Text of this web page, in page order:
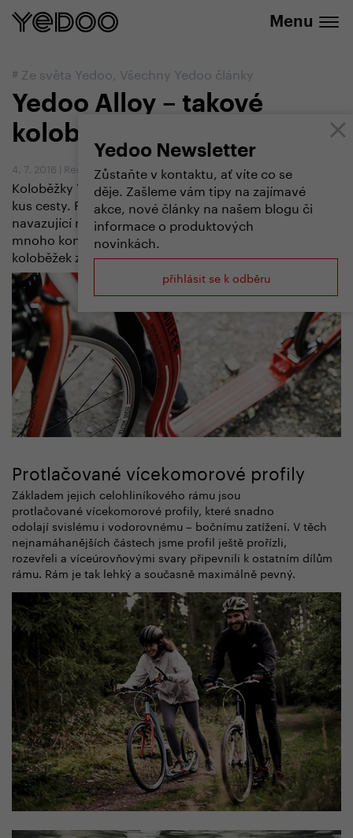
Menu
Yedoo Newsletter
Zůstaňte v kontaktu, ať víte co se
děje. Zašleme vám tipy na zajímavé
akce, nové články na našem blogu či
informace o produktových
novinkách.
přihlásit se k odběru
# Ze světa Yedoo, Všechny Yedoo články
Yedoo Alloy – takové
koloběžky tu ještě nebyly
4. 7. 2016 | Redakce
Koloběžky Yedoo urazily za dobu své existence velký
kus cesty. Poslední modely Wolfer a Trexx a na ně
navazující menší modely Dragstr, Rodstr a Friday mají
mnoho konstrukčních předností, které se na trhu
koloběžek zatím neobjevily.
Protlačované vícekomorové profily
Základem jejich celohliníkového rámu jsou
protlačované vícekomorové profily, které snadno
odolají svislému i vodorovnému – bočnímu zatížení. V těch
nejnamáhanějších částech jsme profil ještě prořízli,
rozevřeli a víceúrovňovými svary připevnili k ostatním dílům
rámu. Rám je tak lehký a současně maximálně pevný.